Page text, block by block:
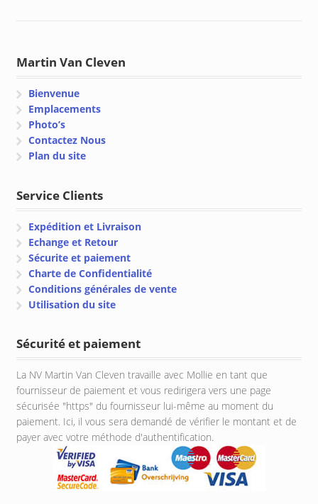
Martin Van Cleven
Bienvenue
Emplacements
Photo’s
Contactez Nous
Plan du site
Service Clients
Expédition et Livraison
Echange et Retour
Sécurite et paiement
Charte de Confidentialité
Conditions générales de vente
Utilisation du site
Sécurité et paiement
La NV Martin Van Cleven travaille avec Mollie en tant que
fournisseur de paiement et vous redirigera vers une page
sécurisée "https" du fournisseur lui-même au moment du
paiement. Ici, il vous sera demandé de vérifier le montant et de
payer avec votre méthode d'authentification.